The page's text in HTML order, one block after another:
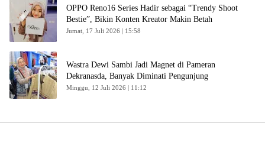
OPPO Reno16 Series Hadir sebagai “Trendy Shoot
Bestie”, Bikin Konten Kreator Makin Betah
Jumat, 17 Juli 2026 | 15:58
Wastra Dewi Sambi Jadi Magnet di Pameran
Dekranasda, Banyak Diminati Pengunjung
Minggu, 12 Juli 2026 | 11:12